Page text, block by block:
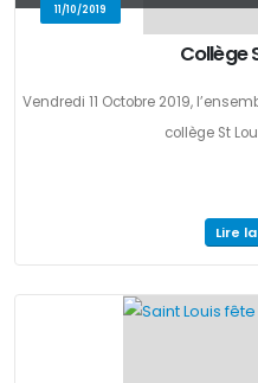
11/10/2019
Collège
Vendredi 11 Octobre 2019,
collège St
Lire